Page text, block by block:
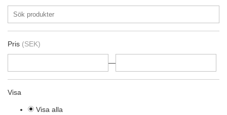
Pris (SEK)
—
Visa
Visa alla